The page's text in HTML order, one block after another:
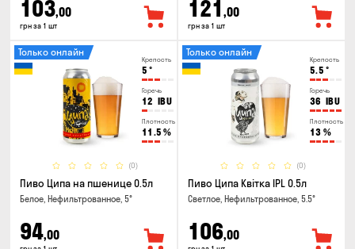
103,00
грн за 1 шт
121 ,00
грн за 1 шт
Крепость
5 °
Горечь
12 IBU
Плотность
11.5 %
(0)
Только онлайн
Пиво Ципа на пшенице 0.5л
Белое, Нефильтрованное, 5°
94,00
Крепость
5.5 °
Горечь
36 IBU
Плотность
13 %
(0)
Только онлайн
Пиво Ципа Квітка IPL 0.5л
Светлое, Нефильтрованное, 5.5°
106,00